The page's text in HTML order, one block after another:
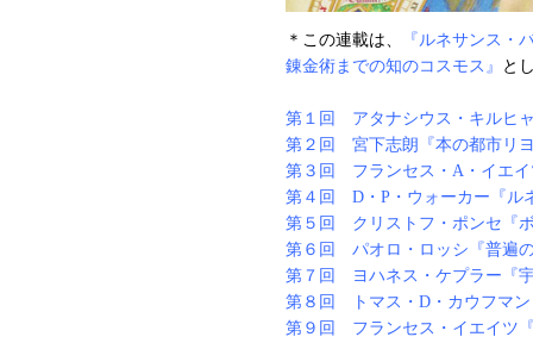
＊この連載は、
『ルネサンス・
錬金術までの知のコスモス』
と
第１回 アタナシウス・キルヒ
第２回 宮下志朗『本の都市リ
第３回 フランセス・A・イエイ
第４回 D・P・ウォーカー『ル
第５回 クリストフ・ポンセ『
第６回 パオロ・ロッシ『普遍
第７回 ヨハネス・ケプラー『
第８回 トマス・D・カウフマン
第９回 フランセス・イエイツ